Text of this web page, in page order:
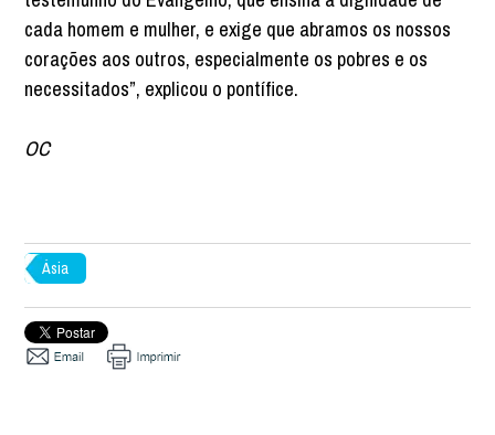
cada homem e mulher, e exige que abramos os nossos
corações aos outros, especialmente os pobres e os
necessitados”, explicou o pontífice.
OC
Ásia